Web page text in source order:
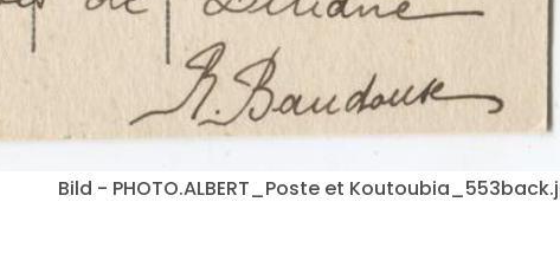
Bild - PHOTO.ALBERT_Poste et